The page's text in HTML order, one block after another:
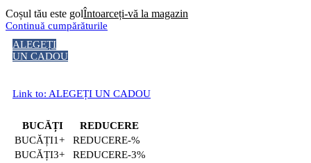
Coșul tău este golÎntoarceți-vă la magazin
Continuă cumpărăturile
ALEGEȚI
UN CADOU
Link to: ALEGEȚI UN CADOU
BUCĂȚI
REDUCERE
1+
-%
3+
-3%